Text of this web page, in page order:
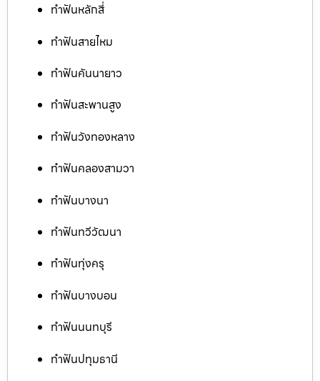
ทำฟันหลักสี่
ทำฟันสายไหม
ทำฟันคันนายาว
ทำฟันสะพานสูง
ทำฟันวังทองหลาง
ทำฟันคลองสามวา
ทำฟันบางนา
ทำฟันทวีวัฒนา
ทำฟันทุ่งครุ
ทำฟันบางบอน
ทำฟันนนทบุรี
ทำฟันปทุมธานี